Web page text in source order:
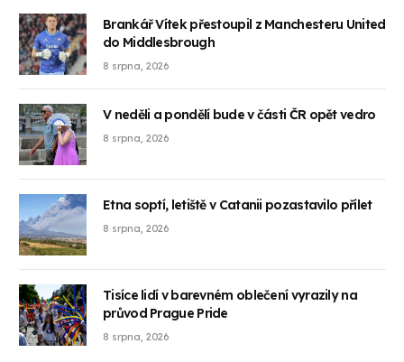
Brankář Vítek přestoupil z Manchesteru United
do Middlesbrough
8 srpna, 2026
V neděli a pondělí bude v části ČR opět vedro
8 srpna, 2026
Etna soptí, letiště v Catanii pozastavilo přílet
8 srpna, 2026
Tisíce lidí v barevném oblečení vyrazily na
průvod Prague Pride
8 srpna, 2026